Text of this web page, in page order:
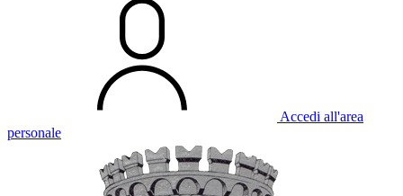
Accedi all'area
personale